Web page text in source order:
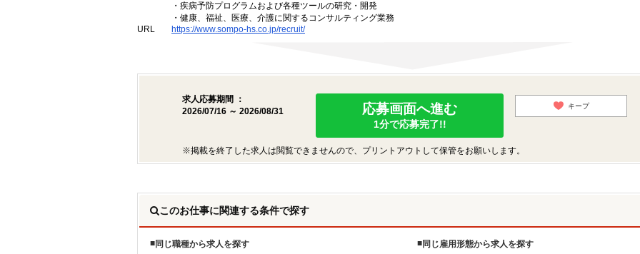
・疾病予防プログラムおよび各種ツールの研究・開発
・健康、福祉、医療、介護に関するコンサルティング業務
URL
https://www.sompo-hs.co.jp/recruit/
求人応募期間 ：
2026/07/16 ～ 2026/08/31
応募画面へ進む
1分で応募完了!!
キープ
※掲載を終了した求人は閲覧できませんので、プリントアウトして保管をお願いします。
このお仕事に関連する条件で探す
同じ職種から求人を探す
同じ雇用形態から求人を探す